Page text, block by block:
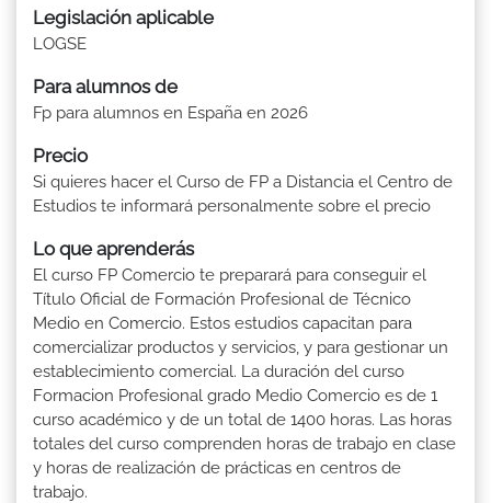
Legislación aplicable
LOGSE
Para alumnos de
Fp para alumnos en España en 2026
Precio
Si quieres hacer el Curso de FP a Distancia el Centro de
Estudios te informará personalmente sobre el precio
Lo que aprenderás
El curso FP Comercio te preparará para conseguir el
Título Oficial de Formación Profesional de Técnico
Medio en Comercio. Estos estudios capacitan para
comercializar productos y servicios, y para gestionar un
establecimiento comercial. La duración del curso
Formacion Profesional grado Medio Comercio es de 1
curso académico y de un total de 1400 horas. Las horas
totales del curso comprenden horas de trabajo en clase
y horas de realización de prácticas en centros de
trabajo.